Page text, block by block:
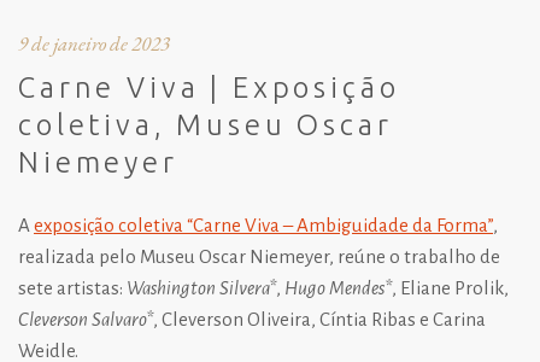
9 de janeiro de 2023
Carne Viva | Exposição
coletiva, Museu Oscar
Niemeyer
A exposição coletiva “Carne Viva – Ambiguidade da Forma”,
realizada pelo Museu Oscar Niemeyer, reúne o trabalho de
sete artistas: Washington Silvera*, Hugo Mendes*, Eliane Prolik,
Cleverson Salvaro*, Cleverson Oliveira, Cíntia Ribas e Carina
Weidle.